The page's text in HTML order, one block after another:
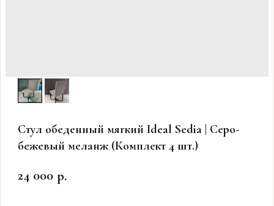
Стул обеденный мягкий Ideal Sedia | Серо-
бежевый меланж (Комплект 4 шт.)
24 000 р.